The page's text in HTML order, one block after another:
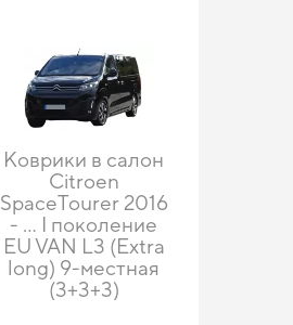
Коврики в салон
Citroen
SpaceTourer 2016
- ... I поколение
EU VAN L3 (Extra
long) 9-местная
(3+3+3)